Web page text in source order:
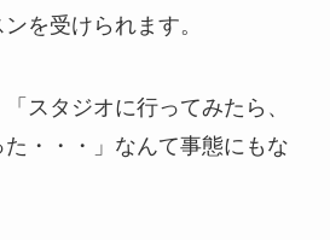
を受けられます。
「スタジオに行ってみたら、
・・・」 なんて事態にもな